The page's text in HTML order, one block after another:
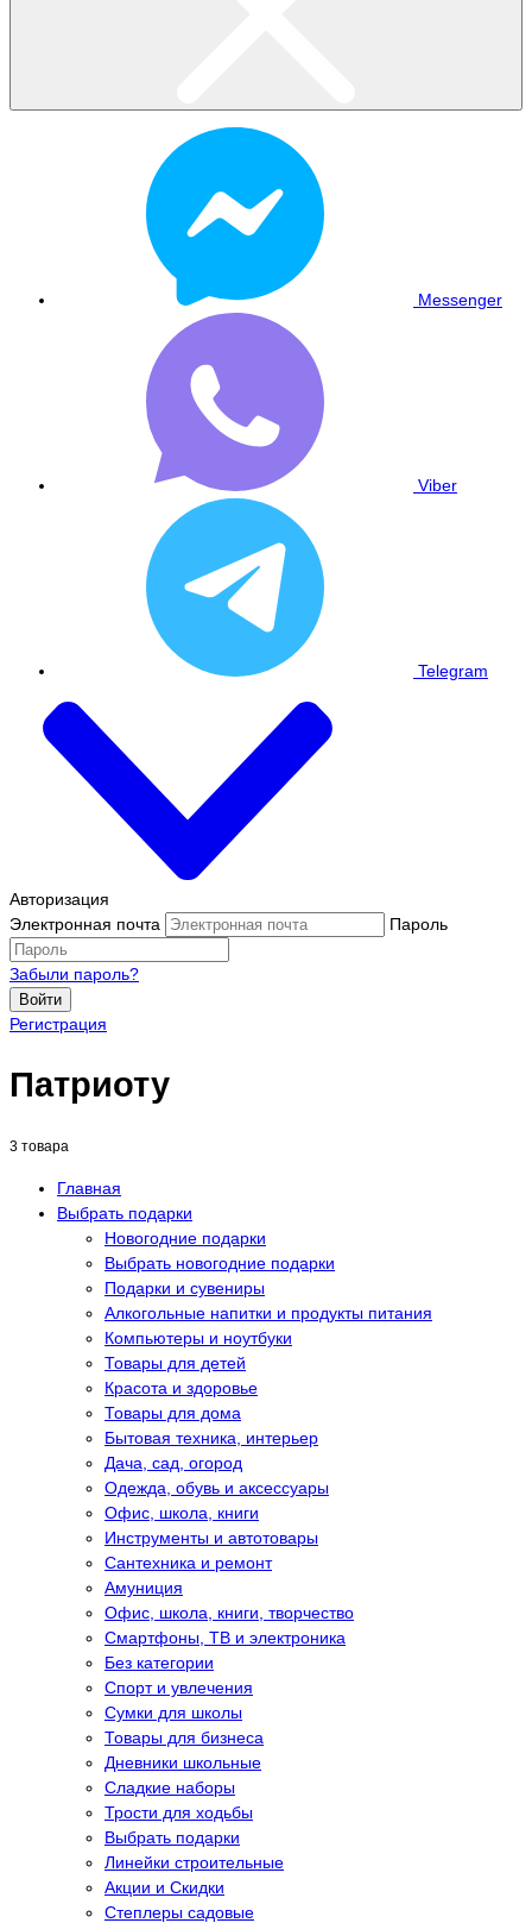
Messenger
Viber
Telegram
Авторизация
Электронная почта
Пароль
Забыли пароль?
Войти
Регистрация
Патриоту
3 товара
Главная
Выбрать подарки
Новогодние подарки
Выбрать новогодние подарки
Подарки и сувениры
Алкогольные напитки и продукты питания
Компьютеры и ноутбуки
Товары для детей
Красота и здоровье
Товары для дома
Бытовая техника, интерьер
Дача, сад, огород
Одежда, обувь и аксессуары
Офис, школа, книги
Инструменты и автотовары
Сантехника и ремонт
Амуниция
Офис, школа, книги, творчество
Смартфоны, ТВ и электроника
Без категории
Спорт и увлечения
Сумки для школы
Товары для бизнеса
Дневники школьные
Сладкие наборы
Трости для ходьбы
Выбрать подарки
Линейки строительные
Акции и Скидки
Степлеры садовые